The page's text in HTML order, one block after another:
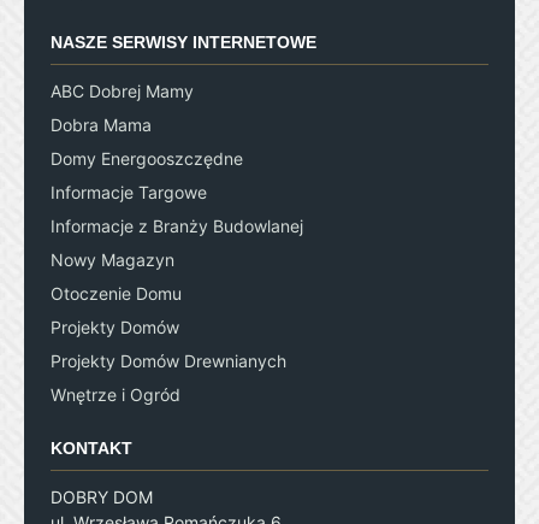
NASZE SERWISY INTERNETOWE
ABC Dobrej Mamy
Dobra Mama
Domy Energooszczędne
Informacje Targowe
Informacje z Branży Budowlanej
Nowy Magazyn
Otoczenie Domu
Projekty Domów
Projekty Domów Drewnianych
Wnętrze i Ogród
KONTAKT
DOBRY DOM